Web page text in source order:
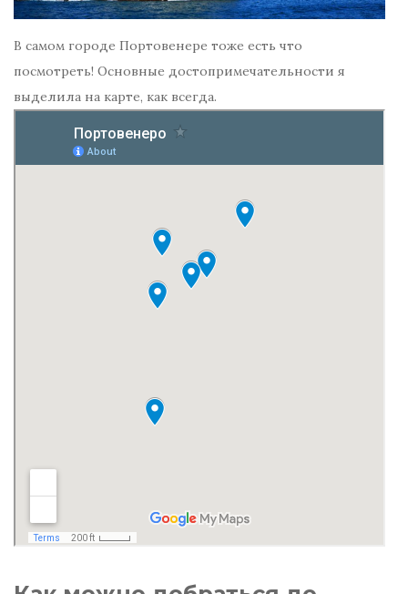
В самом городе Портовенере тоже есть что
посмотреть! Основные достопримечательности я
выделила на карте, как всегда.